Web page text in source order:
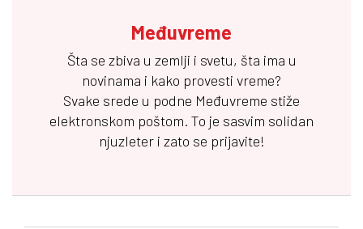
Međuvreme
Šta se zbiva u zemlji i svetu, šta ima u
novinama i kako provesti vreme?
Svake srede u podne Međuvreme stiže
elektronskom poštom. To je sasvim solidan
njuzleter i zato se prijavite!